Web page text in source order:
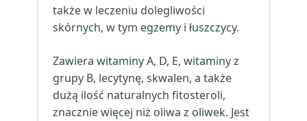
także w leczeniu dolegliwości
skórnych, w tym egzemy i łuszczycy.
Zawiera witaminy A, D, E, witaminy z
grupy B, lecytynę, skwalen, a także
dużą ilość naturalnych fitosteroli,
znacznie więcej niż oliwa z oliwek. Jest